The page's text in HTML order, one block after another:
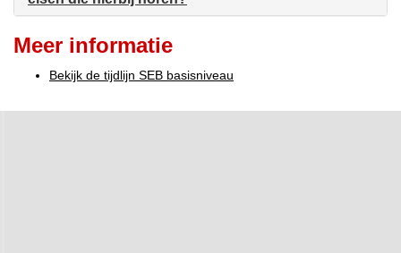
Meer informatie
Bekijk de tijdlijn SEB basisniveau